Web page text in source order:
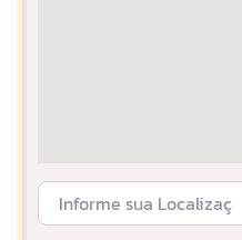
Informe sua Localização